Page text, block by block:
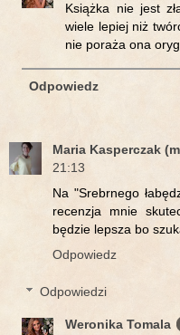
Książka nie jest
wiele lepiej niż
nie poraża ona
Odpowiedz
Maria Kasperczak
21:13
Na "Srebrnego
recenzja mnie
będzie lepsza bo
Odpowiedz
Odpowiedzi
Weronika Tomala